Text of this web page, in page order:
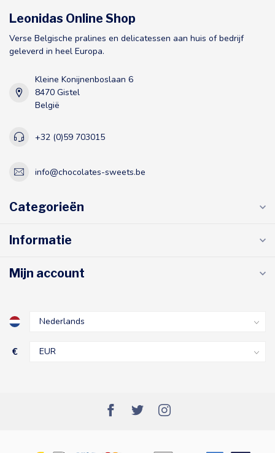
Leonidas Online Shop
Verse Belgische pralines en delicatessen aan huis of bedrijf
geleverd in heel Europa.
Kleine Konijnenboslaan 6
8470 Gistel
België
+32 (0)59 703015
info@chocolates-sweets.be
Categorieën
Informatie
Mijn account
€